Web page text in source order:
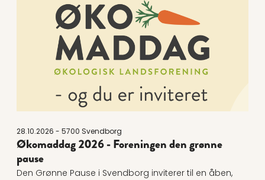
28.10.2026 - 5700 Svendborg
Økomaddag 2026 - Foreningen den grønne
pause
Den Grønne Pause i Svendborg inviterer til en åben,